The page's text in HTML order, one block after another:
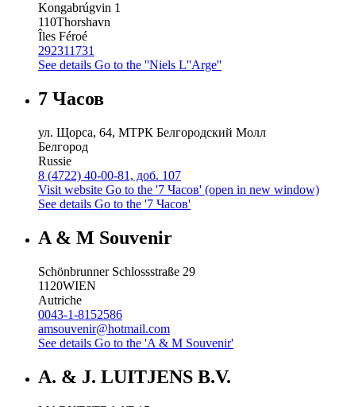
Kongabrúgvin 1
110Thorshavn
Îles Féroé
292311731
See details Go to the ''Niels L''Arge''
7 Часов
ул. Щорса, 64, МТРК Белгородский Молл
Белгород
Russie
8 (4722) 40-00-81, доб. 107
Visit website Go to the '7 Часов' (open in new window)
See details Go to the '7 Часов'
A & M Souvenir
Schönbrunner Schlossstraße 29
1120WIEN
Autriche
0043-1-8152586
amsouvenir@hotmail.com
See details Go to the 'A & M Souvenir'
A. & J. LUITJENS B.V.